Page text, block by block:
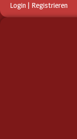
Login | Registrieren